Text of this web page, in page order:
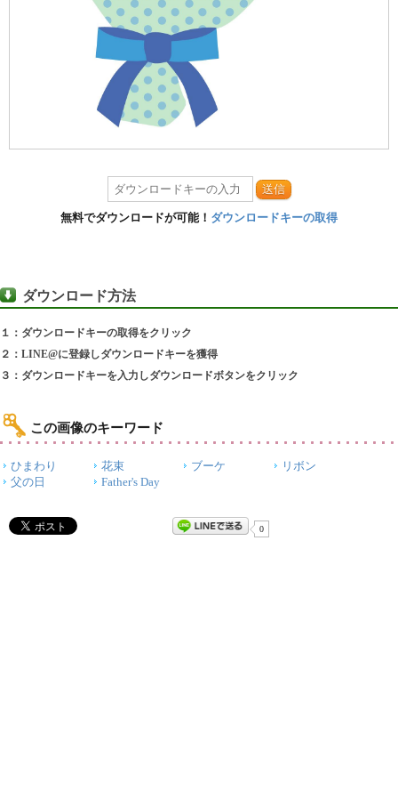
送信
無料でダウンロードが可能！ ダウンロードキーの取得
ダウンロード方法
１：ダウンロードキーの取得をクリック
２：LINE@に登録しダウンロードキーを獲得
３：ダウンロードキーを入力しダウンロードボタンをクリック
この画像のキーワード
ひまわり 花束 ブーケ
リボン
父の日
Father's Day
0